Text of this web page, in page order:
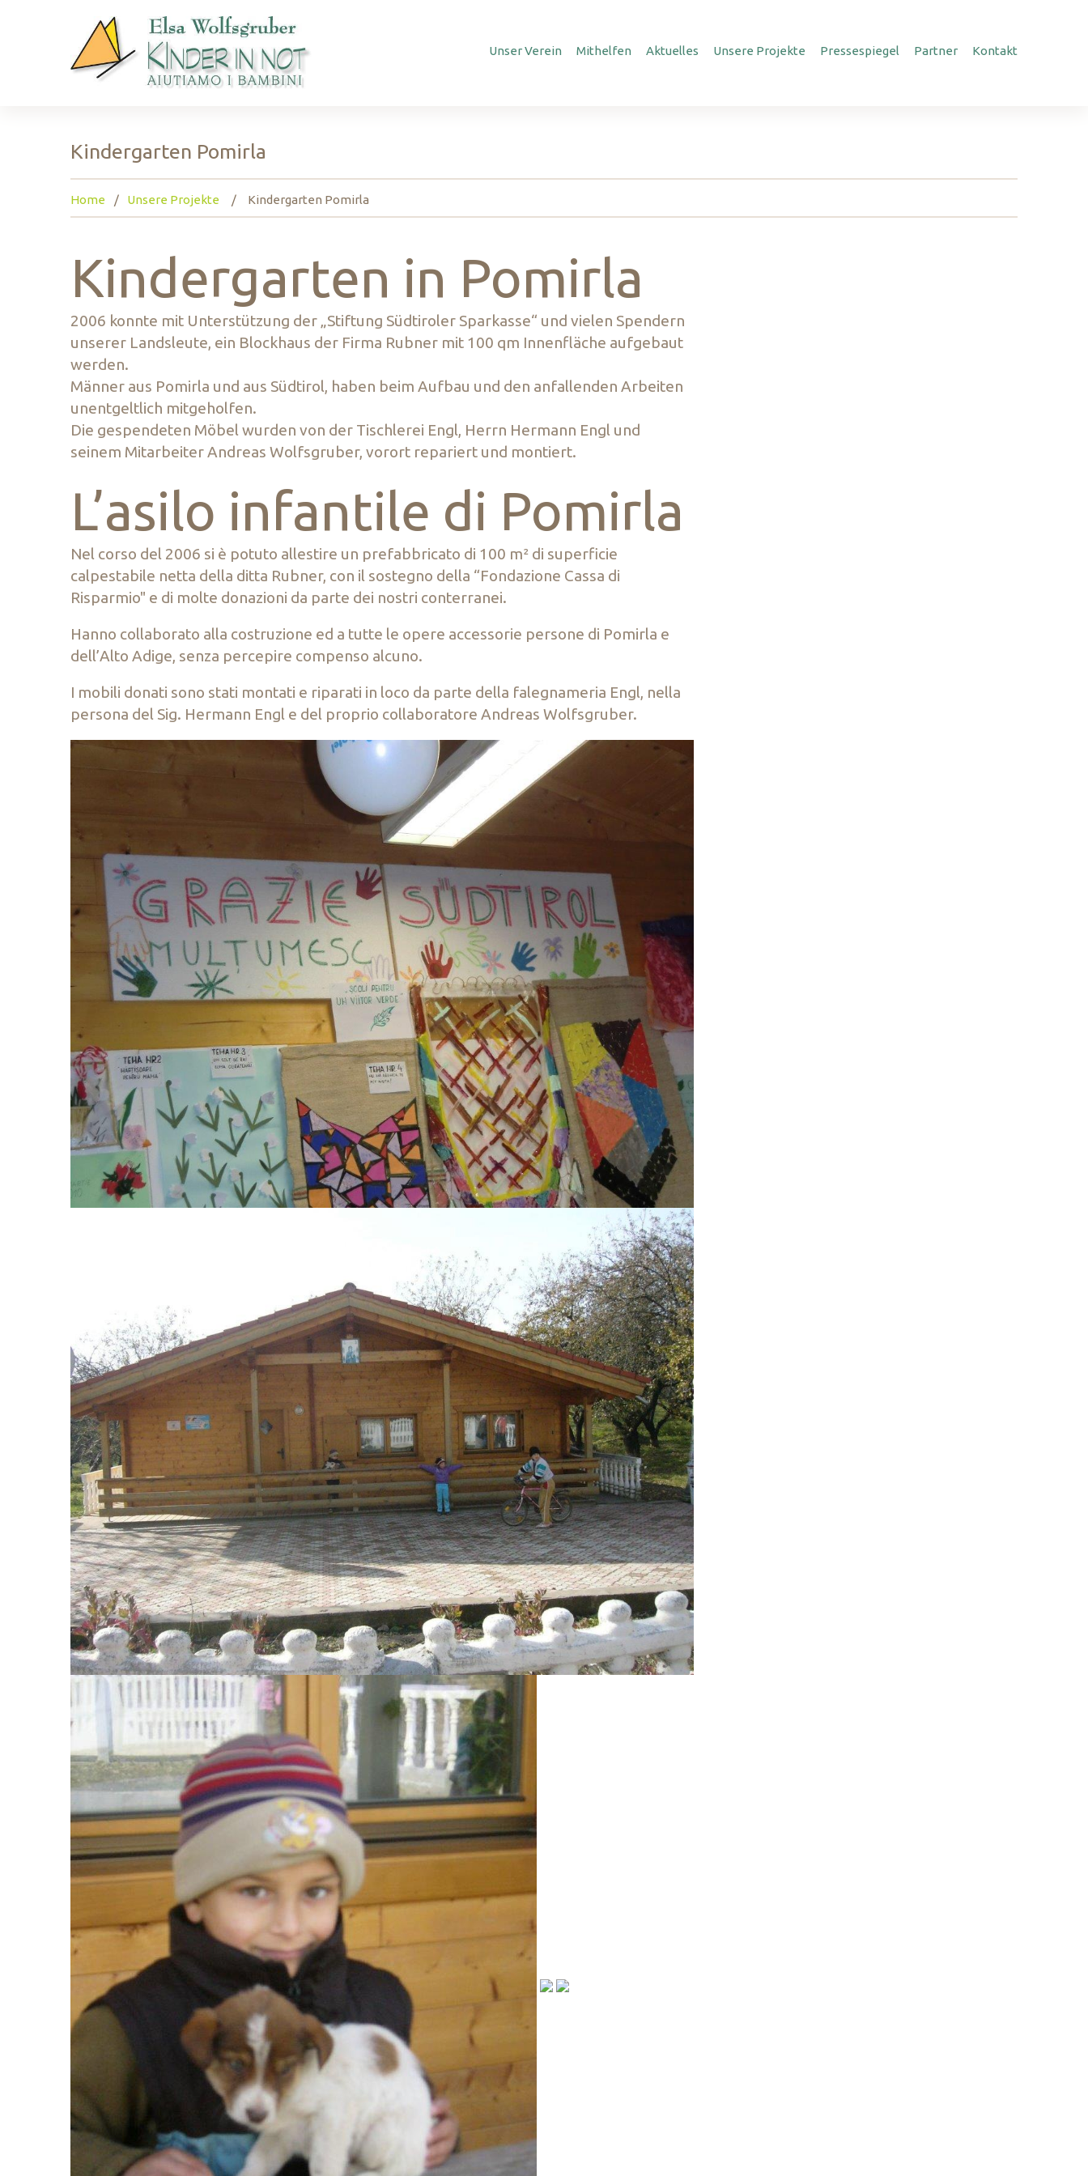
Unser Verein Mithelfen Aktuelles Unsere Projekte Pressespiegel Partner Kontakt
Kindergarten Pomirla
Home Unsere Projekte Kindergarten Pomirla
Kindergarten in Pomirla
2006 konnte mit Unterstützung der „Stiftung Südtiroler Sparkasse“ und vielen Spendern
unserer Landsleute, ein Blockhaus der Firma Rubner mit 100 qm Innenfläche aufgebaut
werden.
Männer aus Pomirla und aus Südtirol, haben beim Aufbau und den anfallenden Arbeiten
unentgeltlich mitgeholfen.
Die gespendeten Möbel wurden von der Tischlerei Engl, Herrn Hermann Engl und
seinem Mitarbeiter Andreas Wolfsgruber, vorort repariert und montiert.
L’asilo infantile di Pomirla
Nel corso del 2006 si è potuto allestire un prefabbricato di 100 m² di superficie
calpestabile netta della ditta Rubner, con il sostegno della “Fondazione Cassa di
Risparmio" e di molte donazioni da parte dei nostri conterranei.
Hanno collaborato alla costruzione ed a tutte le opere accessorie persone di Pomirla e
dell’Alto Adige, senza percepire compenso alcuno.
I mobili donati sono stati montati e riparati in loco da parte della falegnameria Engl, nella
persona del Sig. Hermann Engl e del proprio collaboratore Andreas Wolfsgruber.